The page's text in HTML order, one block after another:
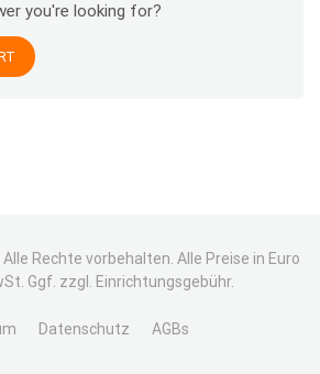
you're looking for?
Rechte vorbehalten. Alle Preise in Euro
Ggf. zzgl. Einrichtungsgebühr.
Datenschutz AGBs